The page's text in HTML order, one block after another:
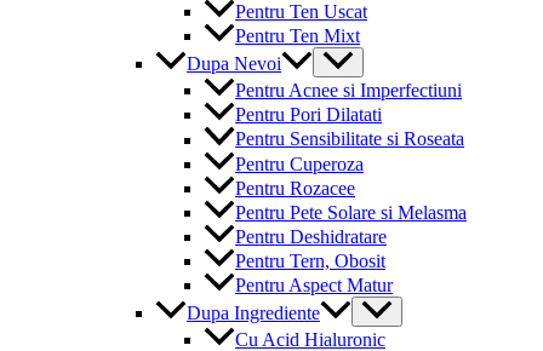
Pentru Ten Uscat
Pentru Ten Mixt
Dupa Nevoi
Menu
Toggle
Pentru Acnee si Imperfectiuni
Pentru Pori Dilatati
Pentru Sensibilitate si Roseata
Pentru Cuperoza
Pentru Rozacee
Pentru Pete Solare si Melasma
Pentru Deshidratare
Pentru Tern, Obosit
Pentru Aspect Matur
Dupa Ingrediente
Menu
Toggle
Cu Acid Hialuronic